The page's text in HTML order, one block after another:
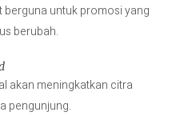
berguna untuk promosi yang
berubah.
akan meningkatkan citra
pengunjung.